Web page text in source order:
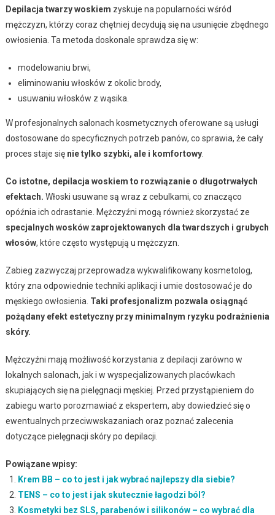
Depilacja twarzy woskiem zyskuje na popularności wśród
mężczyzn, którzy coraz chętniej decydują się na usunięcie zbędnego
owłosienia. Ta metoda doskonale sprawdza się w:
modelowaniu brwi,
eliminowaniu włosków z okolic brody,
usuwaniu włosków z wąsika.
W profesjonalnych salonach kosmetycznych oferowane są usługi
dostosowane do specyficznych potrzeb panów, co sprawia, że cały
proces staje się nie tylko szybki, ale i komfortowy.
Co istotne, depilacja woskiem to rozwiązanie o długotrwałych
efektach. Włoski usuwane są wraz z cebulkami, co znacząco
opóźnia ich odrastanie. Mężczyźni mogą również skorzystać ze
specjalnych wosków zaprojektowanych dla twardszych i grubych
włosów, które często występują u mężczyzn.
Zabieg zazwyczaj przeprowadza wykwalifikowany kosmetolog,
który zna odpowiednie techniki aplikacji i umie dostosować je do
męskiego owłosienia. Taki profesjonalizm pozwala osiągnąć
pożądany efekt estetyczny przy minimalnym ryzyku podrażnienia
skóry.
Mężczyźni mają możliwość korzystania z depilacji zarówno w
lokalnych salonach, jak i w wyspecjalizowanych placówkach
skupiających się na pielęgnacji męskiej. Przed przystąpieniem do
zabiegu warto porozmawiać z ekspertem, aby dowiedzieć się o
ewentualnych przeciwwskazaniach oraz poznać zalecenia
dotyczące pielęgnacji skóry po depilacji.
Powiązane wpisy:
Krem BB – co to jest i jak wybrać najlepszy dla siebie?
TENS – co to jest i jak skutecznie łagodzi ból?
Kosmetyki bez SLS, parabenów i silikonów – co wybrać dla